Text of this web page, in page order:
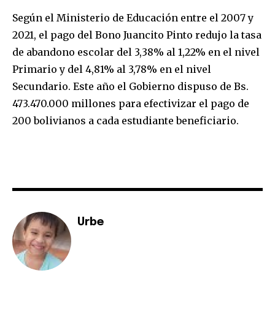
Según el Ministerio de Educación entre el 2007 y
2021, el pago del Bono Juancito Pinto redujo la tasa
de abandono escolar del 3,38% al 1,22% en el nivel
Primario y del 4,81% al 3,78% en el nivel
Secundario. Este año el Gobierno dispuso de Bs.
473.470.000 millones para efectivizar el pago de
200 bolivianos a cada estudiante beneficiario.
Urbe